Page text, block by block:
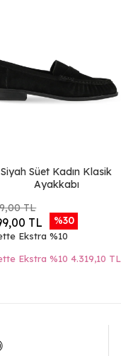
Siyah Süet Kadın Klasik
Ayakkabı
TL
TL %30
Ekstra %10
Ekstra %10 4.319,10 TL